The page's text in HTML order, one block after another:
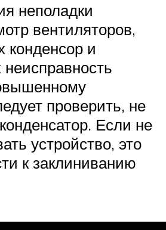
неполадки
вентиляторов,
и
проверить, не
Если не
устройство, это
к заклиниванию